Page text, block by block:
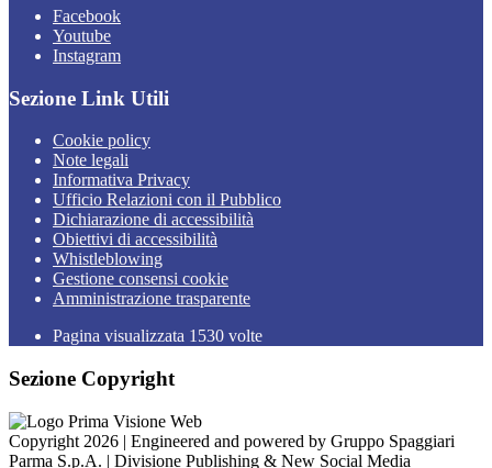
Facebook
Youtube
Instagram
Sezione Link Utili
Cookie policy
Note legali
Informativa Privacy
Ufficio Relazioni con il Pubblico
Dichiarazione di accessibilità
Obiettivi di accessibilità
Whistleblowing
Gestione consensi cookie
Amministrazione trasparente
Pagina visualizzata 1530 volte
Sezione Copyright
Copyright 2026 | Engineered and powered by Gruppo Spaggiari
Parma S.p.A. | Divisione Publishing & New Social Media